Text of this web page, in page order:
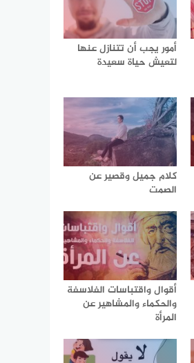
أمور يجب أن تتنازل عنها
لتعيش حياة سعيدة
كلام جميل وقصير عن
الصمت
أقوال واقتباسات الفلاسفة
والحكماء والمشاهير عن
المرأة